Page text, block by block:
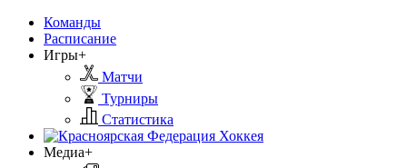
Команды
Расписание
Игры+
Матчи
Турниры
Статистика
Медиа+